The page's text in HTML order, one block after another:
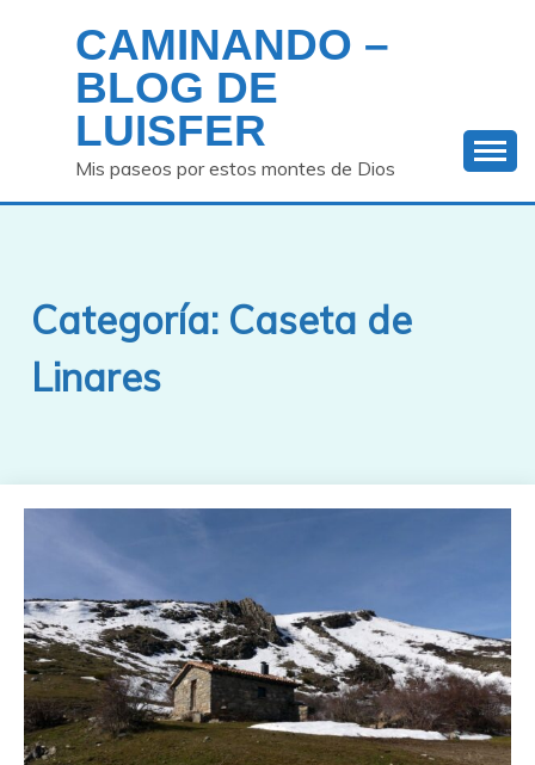
contenido
CAMINANDO –
BLOG DE
LUISFER
Mis paseos por estos montes de Dios
Categoría: Caseta de
Linares